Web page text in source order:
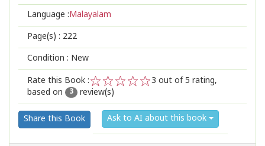
Language :Malayalam
Page(s) : 222
Condition : New
Rate this Book :
2
1
3 out of 5 rating,
based on
3 review(s)
Share this Book Ask to AI about this book